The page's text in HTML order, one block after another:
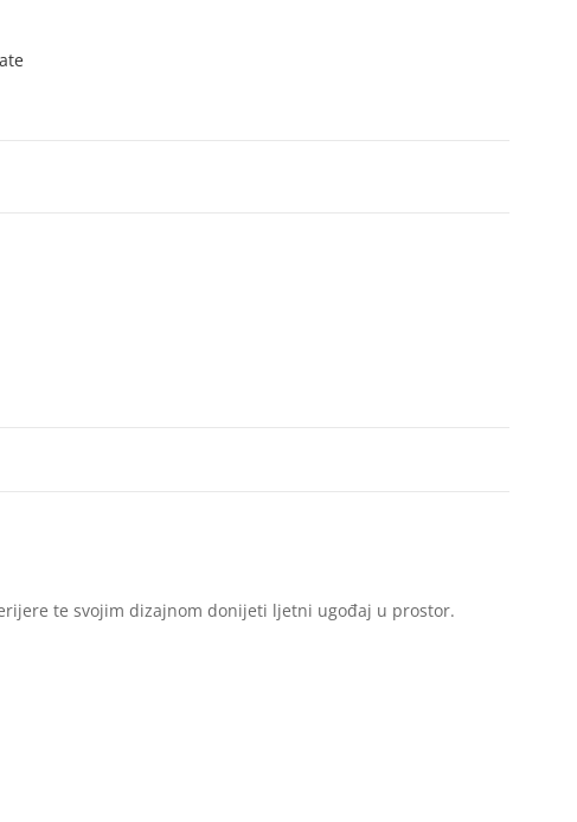
te svojim dizajnom donijeti ljetni ugođaj u prostor.